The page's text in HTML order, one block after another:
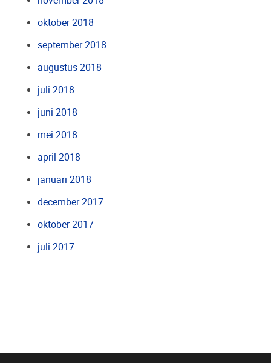
oktober 2018
september 2018
augustus 2018
juli 2018
juni 2018
mei 2018
april 2018
januari 2018
december 2017
oktober 2017
juli 2017